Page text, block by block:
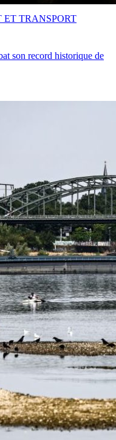
son record historique de
TRANSPORT